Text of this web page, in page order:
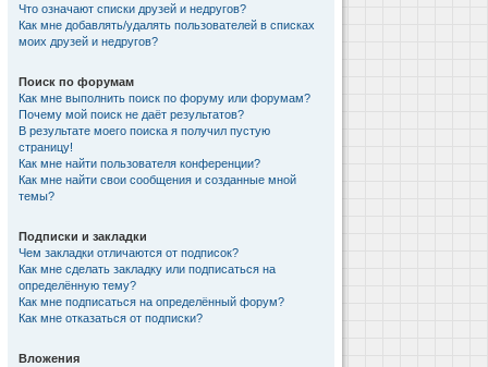
Что означают списки друзей и недругов?
Как мне добавлять/удалять пользователей в списках
моих друзей и недругов?
Поиск по форумам
Как мне выполнить поиск по форуму или форумам?
Почему мой поиск не даёт результатов?
В результате моего поиска я получил пустую
страницу!
Как мне найти пользователя конференции?
Как мне найти свои сообщения и созданные мной
темы?
Подписки и закладки
Чем закладки отличаются от подписок?
Как мне сделать закладку или подписаться на
определённую тему?
Как мне подписаться на определённый форум?
Как мне отказаться от подписки?
Вложения